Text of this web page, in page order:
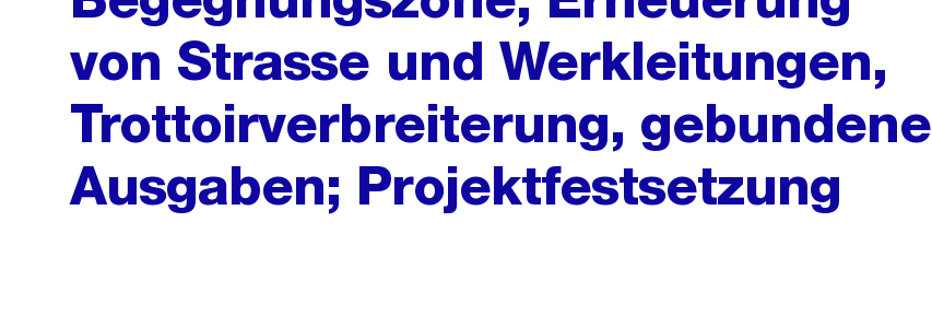
von Strasse und Werkleitungen,
Trottoirverbreiterung, gebundene
Ausgaben; Projektfestsetzung